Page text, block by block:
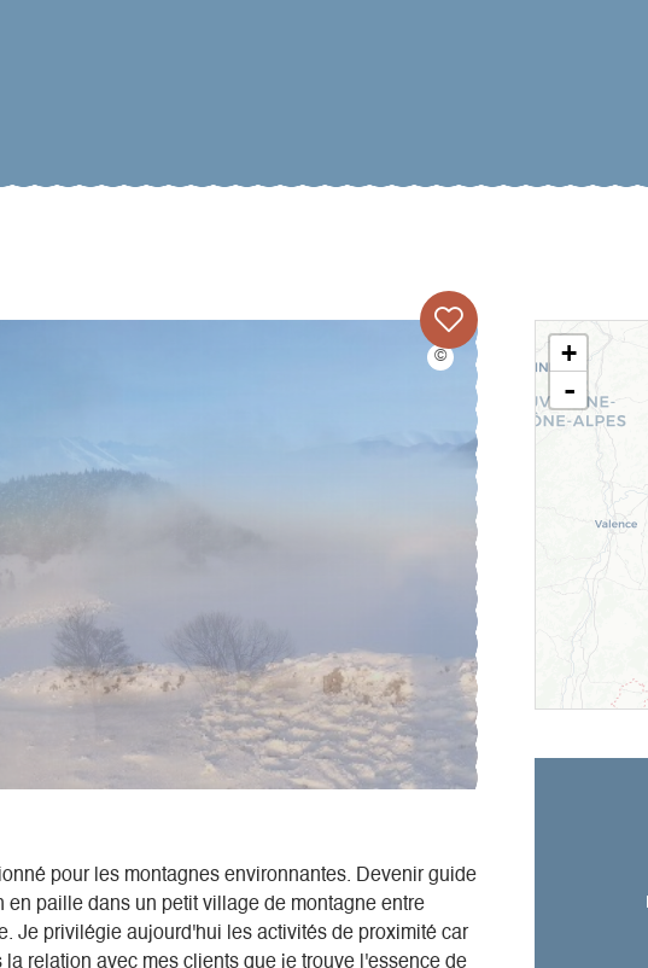
pour les montagnes environnantes. Devenir guide
paille dans un petit village de montagne entre
Je privilégie aujourd'hui les activités de proximité car
relation avec mes clients que je trouve l'essence de
+
-